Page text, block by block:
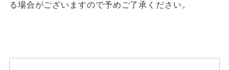
る場合がございますので予めご了承ください。